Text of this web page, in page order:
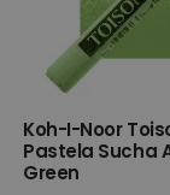
Koh-I-Noor
Pastela Sucha
Green